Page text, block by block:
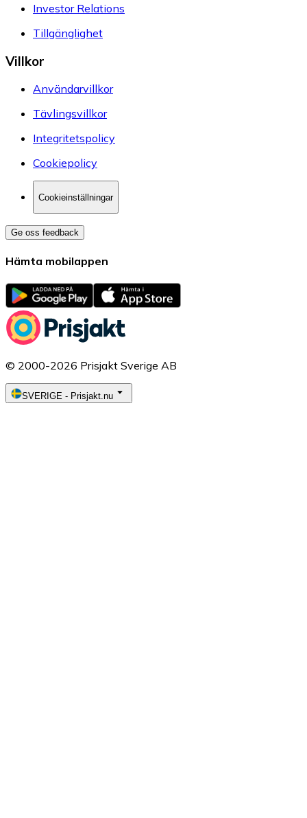
Investor Relations
Tillgänglighet
Villkor
Användarvillkor
Tävlingsvillkor
Integritetspolicy
Cookiepolicy
Cookieinställningar
Ge oss feedback
Hämta mobilappen
© 2000-2026 Prisjakt Sverige AB
SVERIGE - Prisjakt.nu